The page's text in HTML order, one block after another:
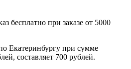
бесплатно при заказе от 5000
Екатеринбургу при сумме
составляет 700 рублей.